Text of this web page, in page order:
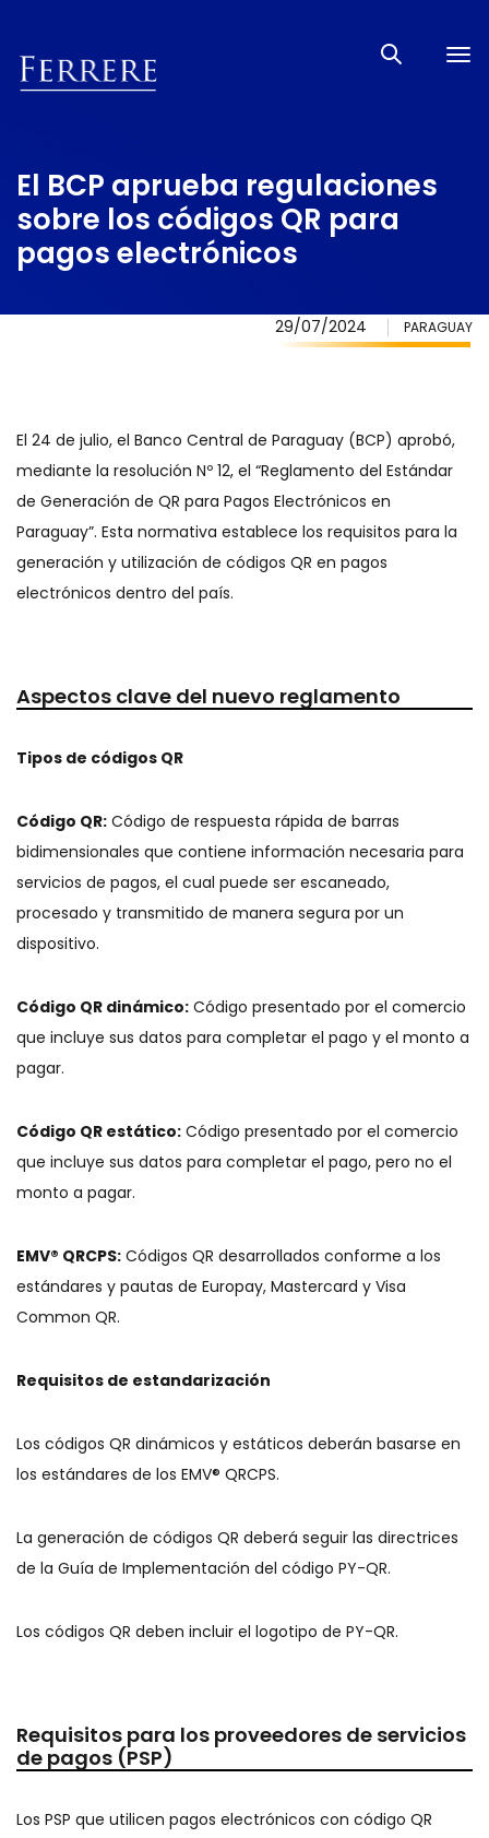
El BCP aprueba regulaciones
sobre los códigos QR para
pagos electrónicos
29/07/2024 PARAGUAY
El 24 de julio, el Banco Central de Paraguay (BCP) aprobó,
mediante la resolución Nº 12, el “Reglamento del Estándar
de Generación de QR para Pagos Electrónicos en
Paraguay”. Esta normativa establece los requisitos para la
generación y utilización de códigos QR en pagos
electrónicos dentro del país.
Aspectos clave del nuevo reglamento
Tipos de códigos QR
Código QR: Código de respuesta rápida de barras
bidimensionales que contiene información necesaria para
servicios de pagos, el cual puede ser escaneado,
procesado y transmitido de manera segura por un
dispositivo.
Código QR dinámico: Código presentado por el comercio
que incluye sus datos para completar el pago y el monto a
pagar.
Código QR estático: Código presentado por el comercio
que incluye sus datos para completar el pago, pero no el
monto a pagar.
EMV® QRCPS: Códigos QR desarrollados conforme a los
estándares y pautas de Europay, Mastercard y Visa
Common QR.
Requisitos de estandarización
Los códigos QR dinámicos y estáticos deberán basarse en
los estándares de los EMV® QRCPS.
La generación de códigos QR deberá seguir las directrices
de la Guía de Implementación del código PY-QR.
Los códigos QR deben incluir el logotipo de PY-QR.
Requisitos para los proveedores de servicios
de pagos (PSP)
Los PSP que utilicen pagos electrónicos con código QR